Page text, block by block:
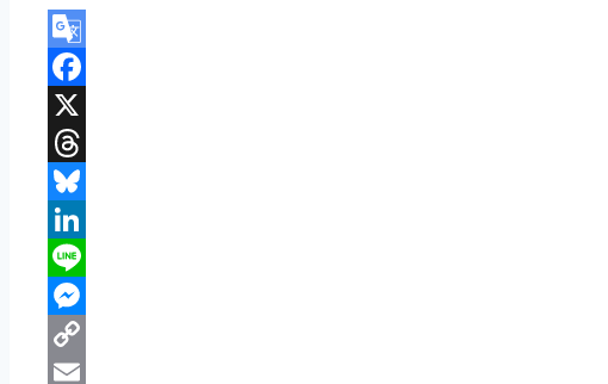
Google
Translate
Facebook
X
Threads
Bluesky
LinkedIn
Line
Messenger
Copy